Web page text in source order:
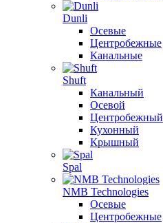
Dunli
Осевые
Центробежные
Канальные
Shuft
Канальный
Осевой
Центробежный
Кухонный
Крышный
Spal
NMB Technologies
Осевые
Центробежные